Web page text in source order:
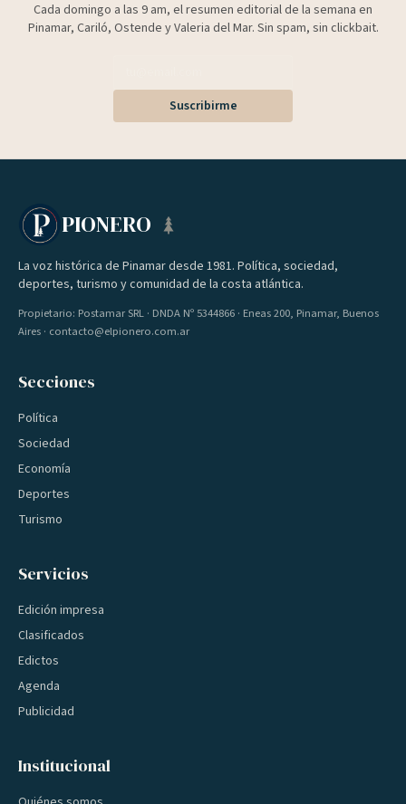
Cada domingo a las 9 am, el resumen editorial de la semana en
Pinamar, Cariló, Ostende y Valeria del Mar. Sin spam, sin clickbait.
Suscribirme
PIONERO
La voz histórica de Pinamar desde 1981. Política, sociedad,
deportes, turismo y comunidad de la costa atlántica.
Propietario: Postamar SRL · DNDA Nº 5344866 · Eneas 200, Pinamar, Buenos
Aires · contacto@elpionero.com.ar
Secciones
Política
Sociedad
Economía
Deportes
Turismo
Servicios
Edición impresa
Clasificados
Edictos
Agenda
Publicidad
Institucional